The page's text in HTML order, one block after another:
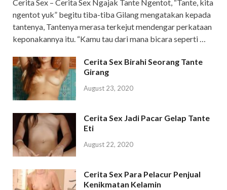
Cerita Sex – Cerita Sex Ngajak Tante Ngentot, “Tante, kita
ngentot yuk” begitu tiba-tiba Gilang mengatakan kepada
tantenya, Tantenya merasa terkejut mendengar perkataan
keponakannya itu. “Kamu tau dari mana bicara seperti …
Cerita Sex Birahi Seorang Tante
Girang
August 23, 2020
Cerita Sex Jadi Pacar Gelap Tante
Eti
August 22, 2020
Cerita Sex Para Pelacur Penjual
Kenikmatan Kelamin